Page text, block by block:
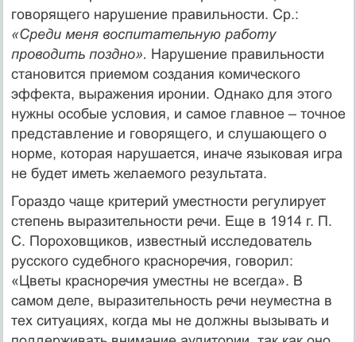
говорящего нарушение правильности. Ср.:
«Среди меня воспитательную работу
проводить поздно». Нарушение правильности
становится приемом создания комического
эффекта, выражения иронии. Однако для этого
нужны особые условия, и самое главное – точное
представление и говорящего, и слушающего о
норме, которая нарушается, иначе языковая игра
не будет иметь желаемого результата.
Гораздо чаще критерий уместности регулирует
степень выразительности речи. Еще в 1914 г. П.
С. Пороховщиков, известный исследователь
русского судебного красноречия, говорил:
«Цветы красноречия уместны не всегда». В
самом деле, выразительность речи неуместна в
тех ситуациях, когда мы не должны вызывать и